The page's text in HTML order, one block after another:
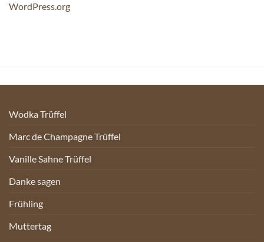
WordPress.org
Wodka Trüffel
Marc de Champagne Trüffel
Vanille Sahne Trüffel
Danke sagen
Frühling
Muttertag